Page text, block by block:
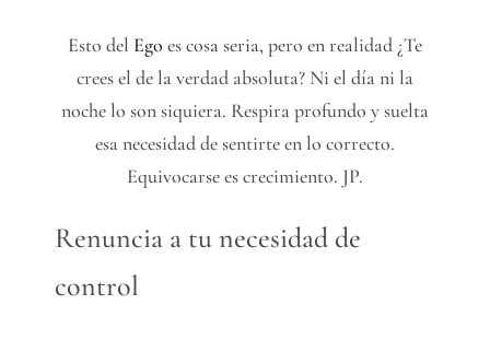
Esto del Ego es cosa seria, pero en realidad ¿Te
crees el de la verdad absoluta? Ni el día ni la
noche lo son siquiera. Respira profundo y suelta
esa necesidad de sentirte en lo correcto.
Equivocarse es crecimiento. JP.
Renuncia a tu necesidad de
control